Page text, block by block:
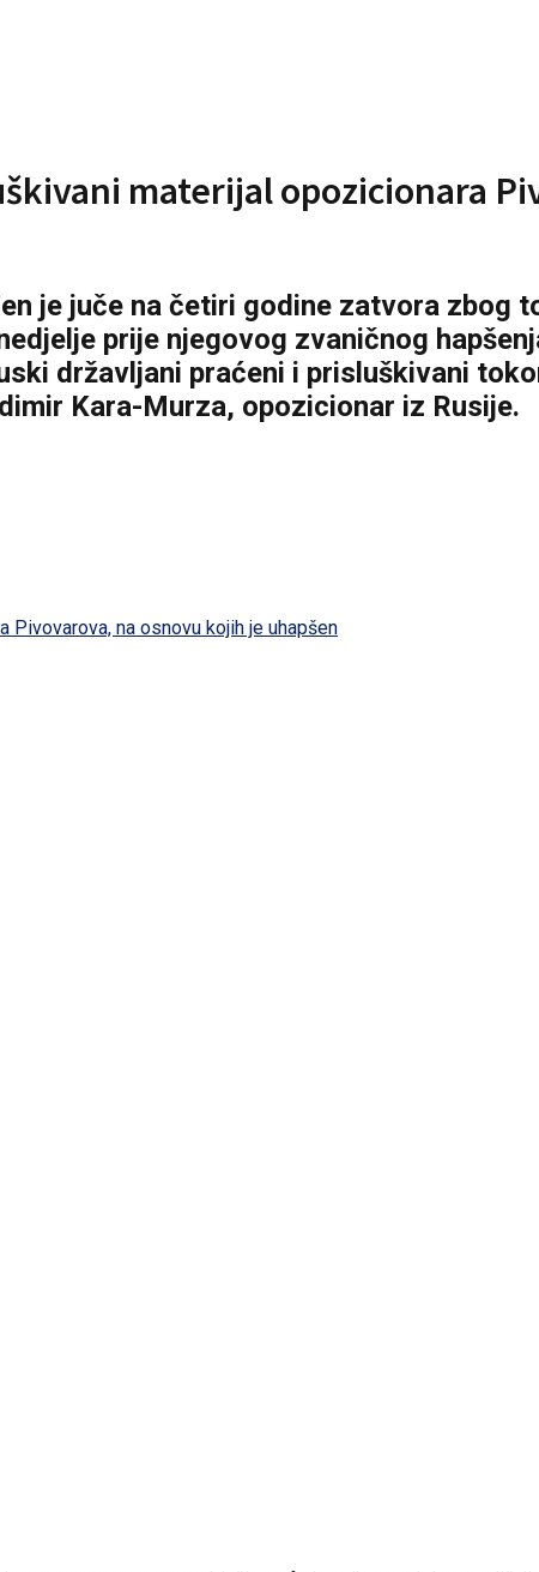
materijal opozicionara
je juče na četiri godine zatvora zbog
prije njegovog zvaničnog
državljani praćeni i prisluškivani
Kara-Murza, opozicionar iz Rusije.